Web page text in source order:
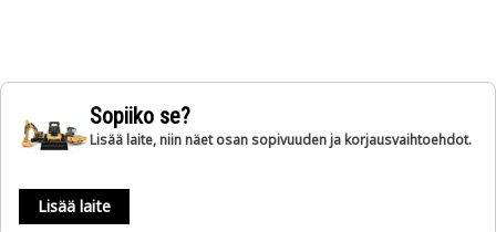
Sopiiko se?
Lisää laite, niin näet osan sopivuuden ja korjausvaihtoehdot.
Lisää laite